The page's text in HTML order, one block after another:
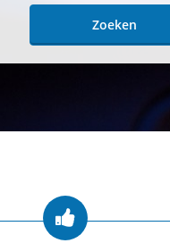
Zoeken